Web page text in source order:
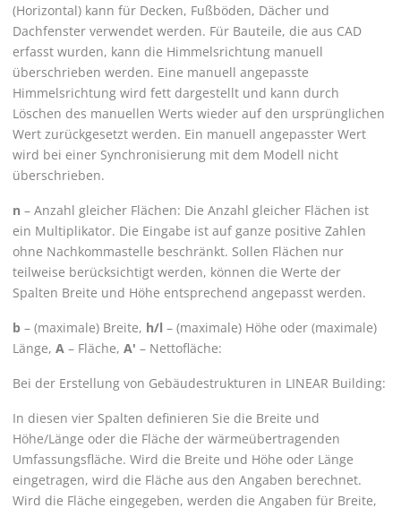
(Horizontal) kann für Decken, Fußböden, Dächer und
Dachfenster verwendet werden. Für Bauteile, die aus CAD
erfasst wurden, kann die Himmelsrichtung manuell
überschrieben werden. Eine manuell angepasste
Himmelsrichtung wird fett dargestellt und kann durch
Löschen des manuellen Werts wieder auf den ursprünglichen
Wert zurückgesetzt werden. Ein manuell angepasster Wert
wird bei einer Synchronisierung mit dem Modell nicht
überschrieben.
n – Anzahl gleicher Flächen: Die Anzahl gleicher Flächen ist
ein Multiplikator. Die Eingabe ist auf ganze positive Zahlen
ohne Nachkommastelle beschränkt. Sollen Flächen nur
teilweise berücksichtigt werden, können die Werte der
Spalten Breite und Höhe entsprechend angepasst werden.
b – (maximale) Breite, h/l – (maximale) Höhe oder (maximale)
Länge, A – Fläche, A' – Nettofläche:
Bei der Erstellung von Gebäudestrukturen in LINEAR Building:
In diesen vier Spalten definieren Sie die Breite und
Höhe/Länge oder die Fläche der wärmeübertragenden
Umfassungsfläche. Wird die Breite und Höhe oder Länge
eingetragen, wird die Fläche aus den Angaben berechnet.
Wird die Fläche eingegeben, werden die Angaben für Breite,